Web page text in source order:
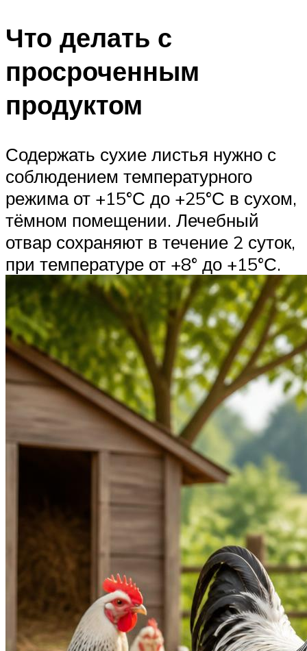
Что делать с
просроченным
продуктом
Содержать сухие листья нужно с
соблюдением температурного
режима от +15°С до +25°С в сухом,
тёмном помещении. Лечебный
отвар сохраняют в течение 2 суток,
при температуре от +8° до +15°С.